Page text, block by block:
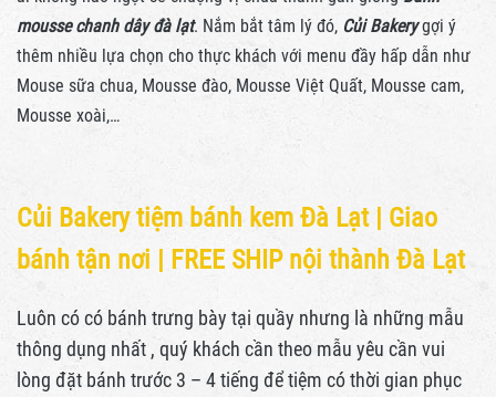
mousse chanh dây đà lạt. Nắm bắt tâm lý đó, Củi Bakerygợi ý
thêm nhiều lựa chọn cho thực khách với menu đầy hấp dẫn như
Mouse sữa chua, Mousse đào, Mousse Việt Quất, Mousse cam,
Mousse xoài,…
Củi Bakery tiệm bánh kem Đà Lạt | Giao
bánh tận nơi | FREE SHIP nội thành Đà Lạt
Luôn có có bánh trưng bày tại quầy nhưng là những mẫu
thông dụng nhất , quý khách cần theo mẫu yêu cần vui
lòng đặt bánh trước 3 – 4 tiếng để tiệm có thời gian phục